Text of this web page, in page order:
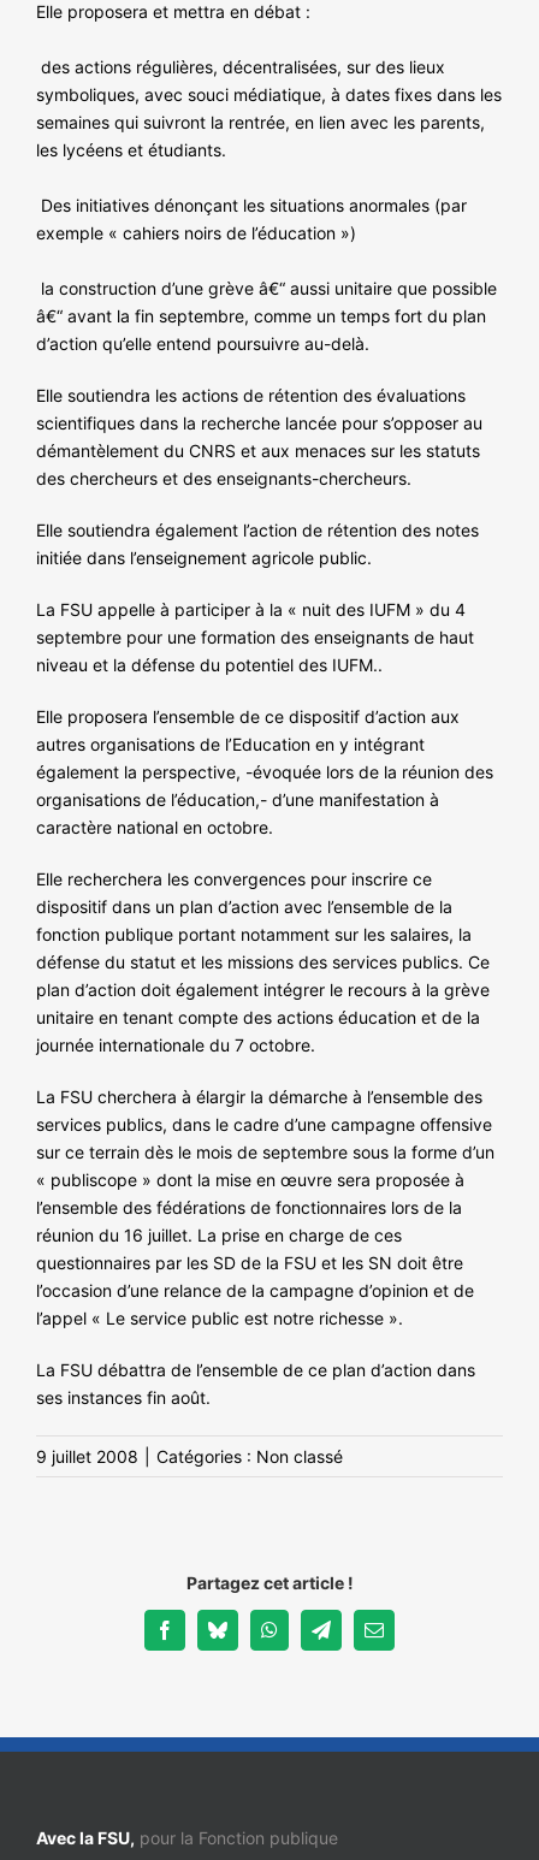
Elle proposera et mettra en débat :
des actions régulières, décentralisées, sur des lieux
symboliques, avec souci médiatique, à dates fixes dans les
semaines qui suivront la rentrée, en lien avec les parents,
les lycéens et étudiants.
Des initiatives dénonçant les situations anormales (par
exemple « cahiers noirs de l’éducation »)
la construction d’une grève â€“ aussi unitaire que possible
â€“ avant la fin septembre, comme un temps fort du plan
d’action qu’elle entend poursuivre au-delà.
Elle soutiendra les actions de rétention des évaluations
scientifiques dans la recherche lancée pour s’opposer au
démantèlement du CNRS et aux menaces sur les statuts
des chercheurs et des enseignants-chercheurs.
Elle soutiendra également l’action de rétention des notes
initiée dans l’enseignement agricole public.
La FSU appelle à participer à la « nuit des IUFM » du 4
septembre pour une formation des enseignants de haut
niveau et la défense du potentiel des IUFM..
Elle proposera l’ensemble de ce dispositif d’action aux
autres organisations de l’Education en y intégrant
également la perspective, -évoquée lors de la réunion des
organisations de l’éducation,- d’une manifestation à
caractère national en octobre.
Elle recherchera les convergences pour inscrire ce
dispositif dans un plan d’action avec l’ensemble de la
fonction publique portant notamment sur les salaires, la
défense du statut et les missions des services publics. Ce
plan d’action doit également intégrer le recours à la grève
unitaire en tenant compte des actions éducation et de la
journée internationale du 7 octobre.
La FSU cherchera à élargir la démarche à l’ensemble des
services publics, dans le cadre d’une campagne offensive
sur ce terrain dès le mois de septembre sous la forme d’un
« publiscope » dont la mise en œuvre sera proposée à
l’ensemble des fédérations de fonctionnaires lors de la
réunion du 16 juillet. La prise en charge de ces
questionnaires par les SD de la FSU et les SN doit être
l’occasion d’une relance de la campagne d’opinion et de
l’appel « Le service public est notre richesse ».
La FSU débattra de l’ensemble de ce plan d’action dans
ses instances fin août.
9 juillet 2008 Catégories : Non classé
Partagez cet article !
FacebookBlueskyWhatsAppTelegramEmail
Avec la FSU, pour la Fonction publique